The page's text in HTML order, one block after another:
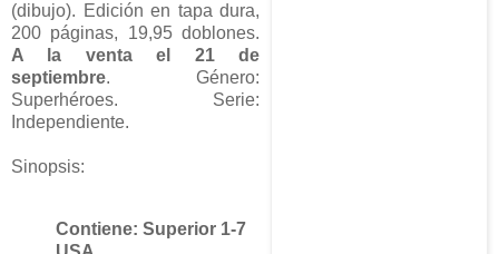
(dibujo). Edición en tapa dura,
200 páginas, 19,95 doblones.
A la venta el 21 de
septiembre. Género:
Superhéroes. Serie:
Independiente.
Sinopsis:
Contiene: Superior 1-7